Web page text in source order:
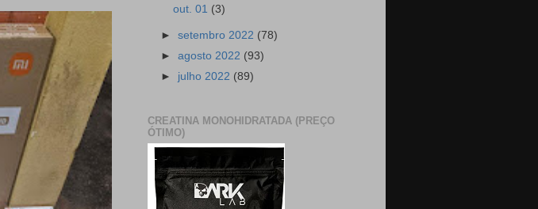
out. 01 (3)
►setembro 2022 (78)
►agosto 2022 (93)
► julho 2022 (89)
CREATINA MONOHIDRATADA (PREÇO
ÓTIMO)